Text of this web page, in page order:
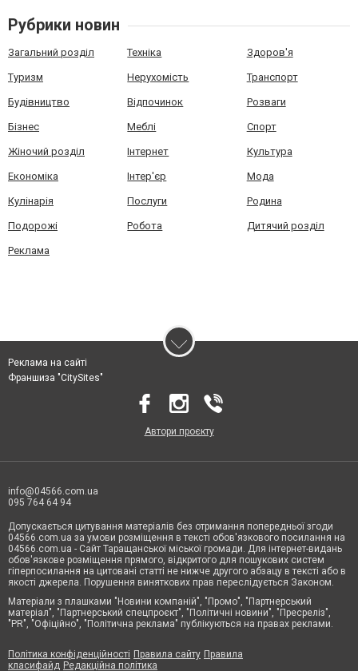
Рубрики новин
Загальний розділ Техніка Здоров'я
Туризм Нерухомість Транспорт
Будівництво Відпочинок Розваги
Бізнес Меблі Спорт
Жіночий розділ Інтернет Культура
Економіка Інтер'єр Мода
Кулінарія Послуги Родина
Подорожі Робота Дитячий розділ
Реклама
Реклама на сайті
Франшиза "CitySites"
Автори проєкту
info@04566.com.ua
095 764 64 94
Допускається цитування матеріалів без отримання попередньої згоди
04566.com.ua за умови розміщення в тексті обов'язкового посилання на
04566.com.ua - Cайт Таращанської міської громади. Для інтернет-видань
обов'язкове розміщення прямого, відкритого для пошукових систем
гіперпосилання на цитовані статті не нижче другого абзацу в тексті або в
якості джерела. Порушення виняткових прав переслідується Законом.
Матеріали з плашками "Новини компаній", "Промо", "Партнерський
матеріал", "Партнерський спецпроєкт", "Політичні новини", "Пресреліз",
"PR", "Офіційно", "Політична реклама" публікуються на правах реклами.
Політика конфіденційності Правила сайту Правила
класифайд Редакційна політика